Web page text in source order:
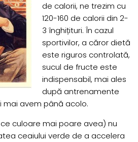
de calorii, ne trezim cu
120-160 de calorii din 2-
3 înghițituri. În cazul
sportivilor, a căror dietă
este riguros controlată,
sucul de fructe este
indispensabil, mai ales
după antrenamente
mai avem până acolo.
culoare mai poare avea) nu
ceaiului verde de a accelera